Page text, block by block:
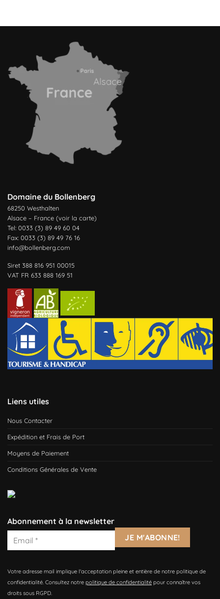
Domaine du Bollenberg
68250 Westhalten
Alsace – France (voir la carte)
Tel: 0033 (3) 89 49 60 04
Fax: 0033 (3) 89 49 76 16
info@bollenberg.com
Siret 388 816 951 00015
VAT FR 633 888 169 51
Liens utiles
Nous Contacter
Expédition et Frais de Port
Moyens de Paiement
Conditions Générales de Vente
Abonnement à la newsletter
Votre adresse mail implique l'acceptation pleine et entière de notre politique de
confidentialité. Consultez notre politique de confidentialité pour connaître vos
droits sous RGPD.